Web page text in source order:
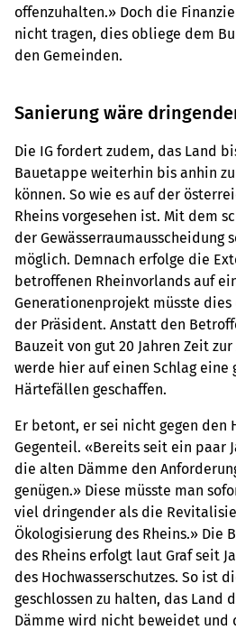
offenzuhalten.» Doch die
nicht tragen, dies obliege dem
den Gemeinden.
Sanierung wäre
Die IG fordert zudem, das Land
Bauetappe weiterhin bis anhin
können. So wie es auf der
Rheins vorgesehen ist. Mit dem
der ­Gewässerraumausscheidung
möglich. Demnach erfolge die
betroffenen Rheinvorlands auf
Generationenprojekt müsste
der Präsident. Anstatt den
Bauzeit von gut 20 Jahren Zeit zur
werde hier auf einen Schlag eine
Härtefällen geschaffen.
Er betont, er sei nicht gegen den
Gegenteil. «Bereits seit ein paar
die alten Dämme den
genügen.» Diese müsste man
viel dringender als die
Ökologisierung des Rheins.» Die
des Rheins erfolgt laut Graf seit
des Hochwasserschutzes. So ist
geschlossen zu halten, das Land
Dämme wird nicht beweidet und